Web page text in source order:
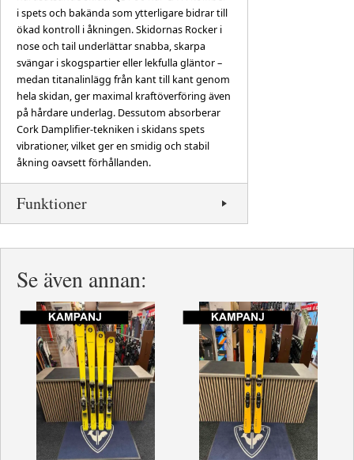
i spets och bakända som ytterligare bidrar till
ökad kontroll i åkningen. Skidornas Rocker i
nose och tail underlättar snabba, skarpa
svängar i skogspartier eller lekfulla gläntor –
medan titanalinlägg från kant till kant genom
hela skidan, ger maximal kraftöverföring även
på hårdare underlag. Dessutom absorberar
Cork Damplifier-tekniken i skidans spets
vibrationer, vilket ger en smidig och stabil
åkning oavsett förhållanden.
Funktioner
Se även annan: